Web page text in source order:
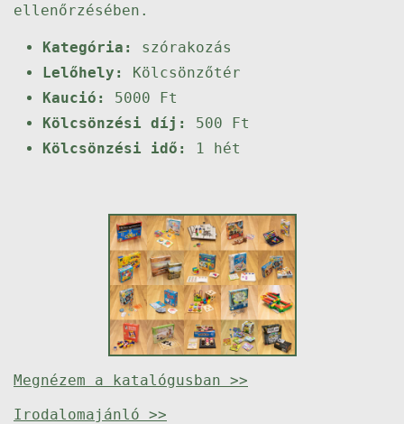
ellenőrzésében.
Kategória:
szórakozás
Lelőhely:
Kölcsönzőtér
Kaució: 5000 Ft
Kölcsönzési díj:
500 Ft
Kölcsönzési idő:
1 hét
Megnézem a katalógusban >>
Irodalomajánló >>